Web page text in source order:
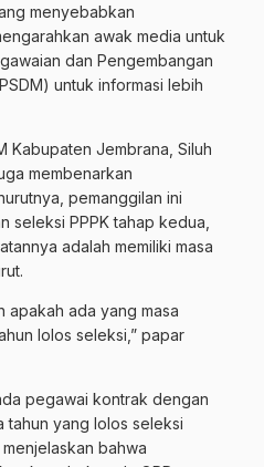
menyebabkan
awak media untuk
dan Pengembangan
untuk informasi lebih
Kabupaten Jembrana, Siluh
membenarkan
pemanggilan ini
seleksi PPPK tahap kedua,
adalah memiliki masa
apakah ada yang masa
lolos seleksi,” papar
pegawai kontrak dengan
tahun yang lolos seleksi
bahwa